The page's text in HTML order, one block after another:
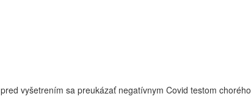
pred vyšetrením sa preukázať negatívnym Covid testom chorého